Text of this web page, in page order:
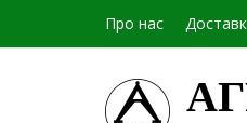
Про нас